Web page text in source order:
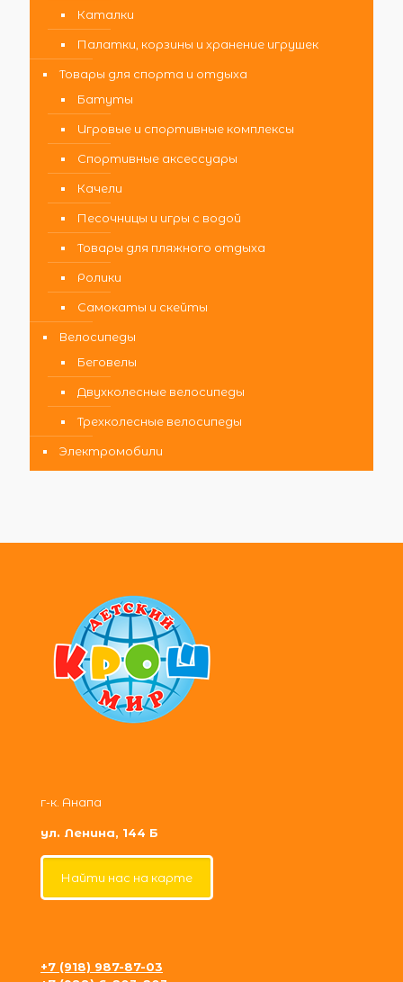
Каталки
Палатки, корзины и хранение игрушек
Товары для спорта и отдыха
Батуты
Игровые и спортивные комплексы
Спортивные аксессуары
Качели
Песочницы и игры с водой
Товары для пляжного отдыха
Ролики
Самокаты и скейты
Велосипеды
Беговелы
Двухколесные велосипеды
Трехколесные велосипеды
Электромобили
г-к. Анапа
ул. Ленина, 144 Б
Найти нас на карте
+7 (918) 987-87-03